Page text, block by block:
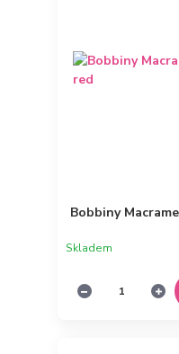
Bobbiny
Skladem